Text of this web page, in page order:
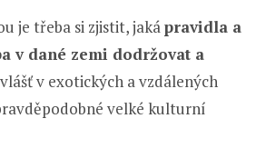
je třeba si zjistit, jakápravidla a
v dané zemi dodržovat a
v exotických a vzdálených
velké kulturní